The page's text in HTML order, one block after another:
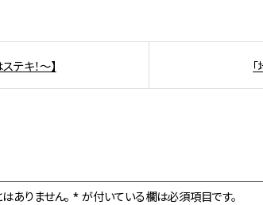
テキ！～】
ありません。 * が付いている欄は必須項目です。